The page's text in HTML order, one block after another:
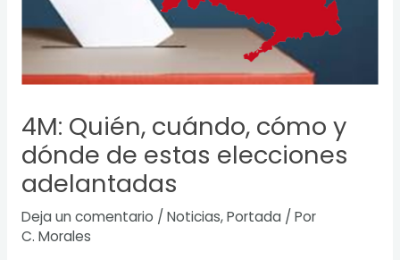
4M: Quién, cuándo, cómo y
dónde de estas elecciones
adelantadas
Deja un comentario / Noticias,Portada / Por
C. Morales